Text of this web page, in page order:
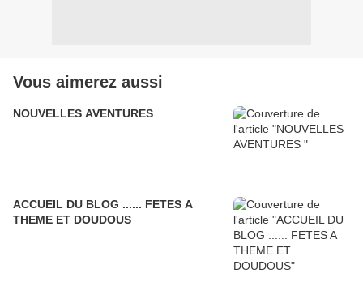
Vous aimerez aussi
NOUVELLES AVENTURES
ACCUEIL DU BLOG ...... FETES A
THEME ET DOUDOUS